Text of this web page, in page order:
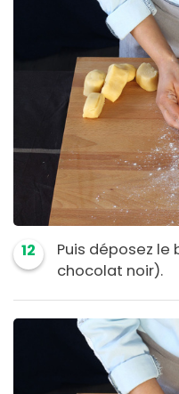
12
Puis déposez
chocolat noir).